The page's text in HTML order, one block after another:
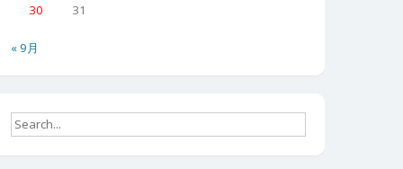
30
31
« 9月